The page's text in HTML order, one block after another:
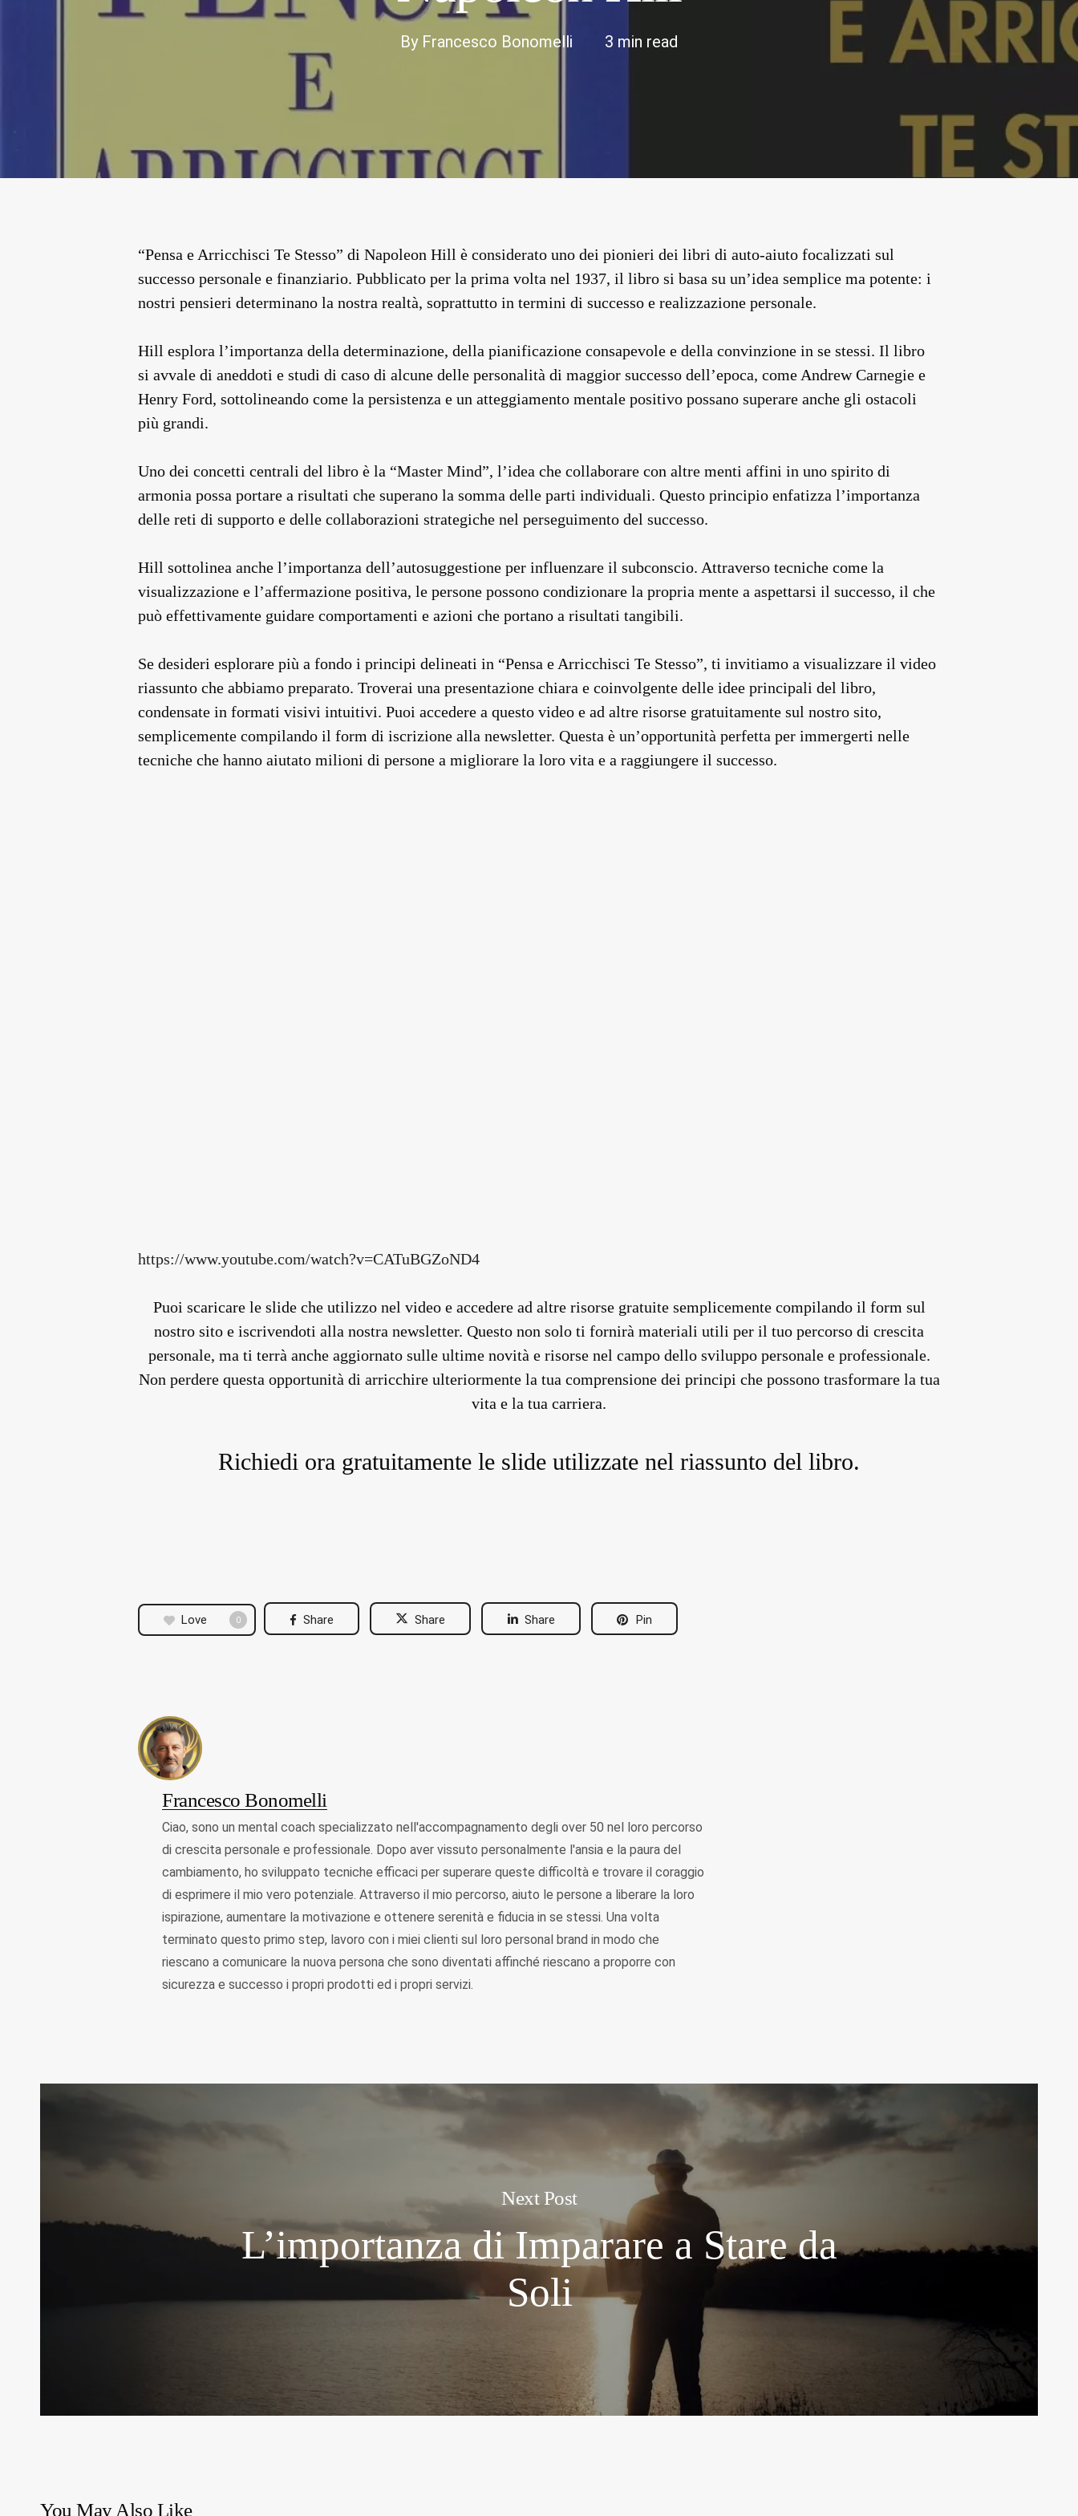
By Francesco Bonomelli 3 min read
“Pensa e Arricchisci Te Stesso” di Napoleon Hill è considerato uno dei pionieri dei libri di auto-aiuto focalizzati sul
successo personale e finanziario. Pubblicato per la prima volta nel 1937, il libro si basa su un’idea semplice ma potente: i
nostri pensieri determinano la nostra realtà, soprattutto in termini di successo e realizzazione personale.
Hill esplora l’importanza della determinazione, della pianificazione consapevole e della convinzione in se stessi. Il libro
si avvale di aneddoti e studi di caso di alcune delle personalità di maggior successo dell’epoca, come Andrew Carnegie e
Henry Ford, sottolineando come la persistenza e un atteggiamento mentale positivo possano superare anche gli ostacoli
più grandi.
Uno dei concetti centrali del libro è la “Master Mind”, l’idea che collaborare con altre menti affini in uno spirito di
armonia possa portare a risultati che superano la somma delle parti individuali. Questo principio enfatizza l’importanza
delle reti di supporto e delle collaborazioni strategiche nel perseguimento del successo.
Hill sottolinea anche l’importanza dell’autosuggestione per influenzare il subconscio. Attraverso tecniche come la
visualizzazione e l’affermazione positiva, le persone possono condizionare la propria mente a aspettarsi il successo, il che
può effettivamente guidare comportamenti e azioni che portano a risultati tangibili.
Se desideri esplorare più a fondo i principi delineati in “Pensa e Arricchisci Te Stesso”, ti invitiamo a visualizzare il video
riassunto che abbiamo preparato. Troverai una presentazione chiara e coinvolgente delle idee principali del libro,
condensate in formati visivi intuitivi. Puoi accedere a questo video e ad altre risorse gratuitamente sul nostro sito,
semplicemente compilando il form di iscrizione alla newsletter. Questa è un’opportunità perfetta per immergerti nelle
tecniche che hanno aiutato milioni di persone a migliorare la loro vita e a raggiungere il successo.
https://www.youtube.com/watch?v=CATuBGZoND4
Puoi scaricare le slide che utilizzo nel video e accedere ad altre risorse gratuite semplicemente compilando il form sul
nostro sito e iscrivendoti alla nostra newsletter. Questo non solo ti fornirà materiali utili per il tuo percorso di crescita
personale, ma ti terrà anche aggiornato sulle ultime novità e risorse nel campo dello sviluppo personale e professionale.
Non perdere questa opportunità di arricchire ulteriormente la tua comprensione dei principi che possono trasformare la tua
vita e la tua carriera.
Richiedi ora gratuitamente le slide utilizzate nel riassunto del libro.
Love 0 Share Share Share Pin
Francesco Bonomelli
Ciao, sono un mental coach specializzato nell'accompagnamento degli over 50 nel loro percorso
di crescita personale e professionale. Dopo aver vissuto personalmente l'ansia e la paura del
cambiamento, ho sviluppato tecniche efficaci per superare queste difficoltà e trovare il coraggio
di esprimere il mio vero potenziale. Attraverso il mio percorso, aiuto le persone a liberare la loro
ispirazione, aumentare la motivazione e ottenere serenità e fiducia in se stessi. Una volta
terminato questo primo step, lavoro con i miei clienti sul loro personal brand in modo che
riescano a comunicare la nuova persona che sono diventati affinché riescano a proporre con
sicurezza e successo i propri prodotti ed i propri servizi.
Next Post
L’importanza di Imparare a Stare da
Soli
You May Also Like